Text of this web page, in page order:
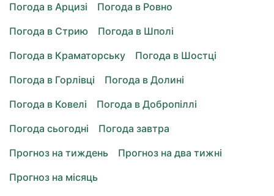
Погода в Арцизі
Погода в Ровно
Погода в Стрию
Погода в Шполі
Погода в Краматорську
Погода в Шостці
Погода в Горлівці
Погода в Долині
Погода в Ковелі
Погода в Добропіллі
Погода сьогодні
Погода завтра
Прогноз на тиждень
Прогноз на два тижні
Прогноз на місяць